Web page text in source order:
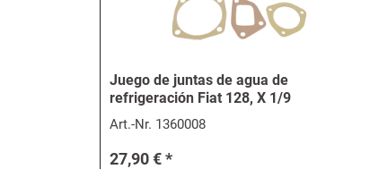
Juego de juntas de agua de
refrigeración Fiat 128, X 1/9
Art.-Nr. 1360008
27,90 € *